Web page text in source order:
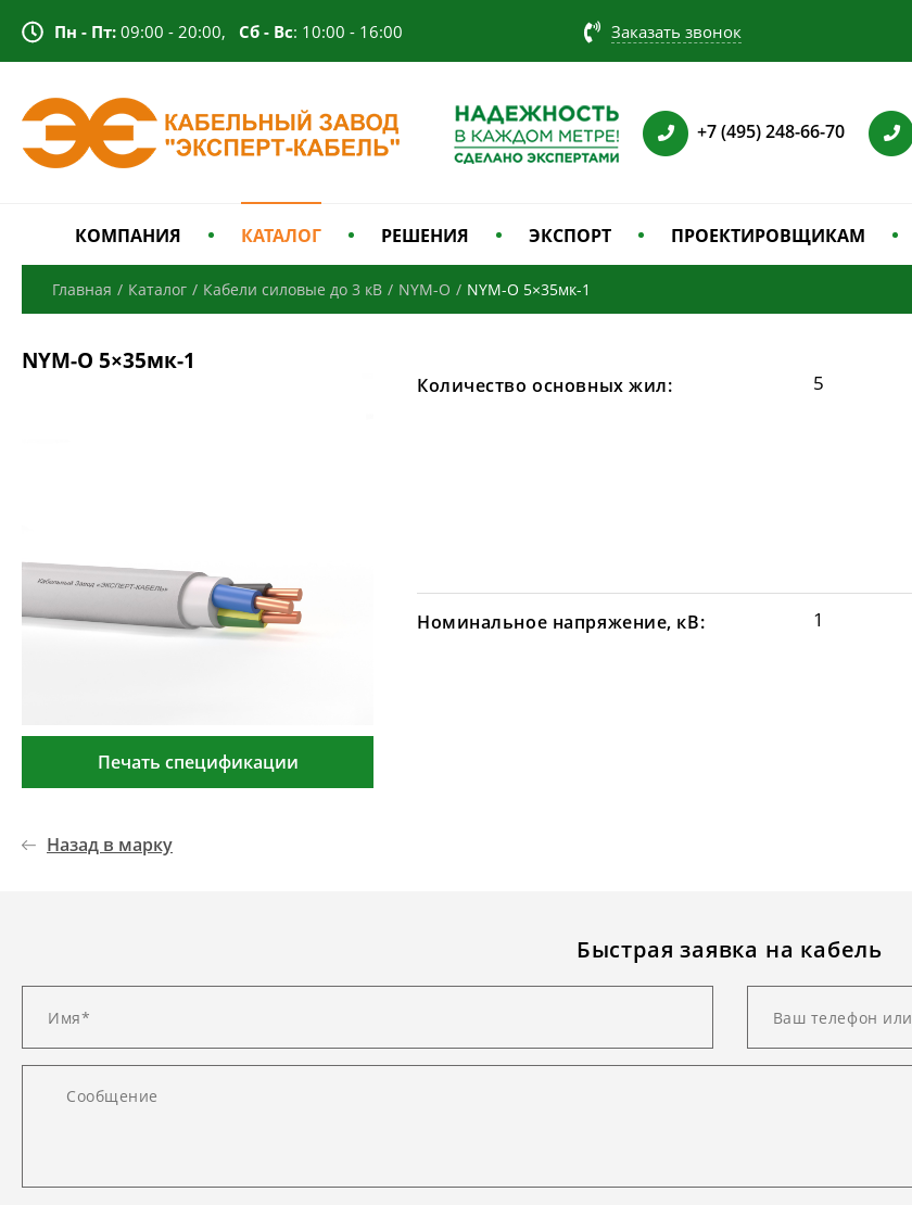
Пн - Пт: 09:00 - 20:00, Сб - Вс: 10:00 - 16:00 Заказать звонок
+7 (495) 248-66-70
КОМПАНИЯ КАТАЛОГ РЕШЕНИЯ ЭКСПОРТ ПРОЕКТИРОВЩИКАМ
Главная / Каталог / Кабели силовые до 3 кВ / NYM-O / NYM-O 5×35мк-1
NYM-O 5×35мк-1
Печать спецификации
Количество основных жил: 5
Номинальное напряжение, кВ: 1
Назад в марку
Быстрая заявка на кабель